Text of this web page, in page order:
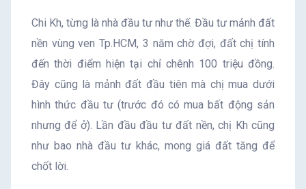
Chi Kh, từng là nhà đầu tư như thế. Đầu tư mảnh đất
nền vùng ven Tp.HCM, 3 năm chờ đợi, đất chị tính
đến thời điểm hiện tại chỉ chênh 100 triệu đồng.
Đây cũng là mảnh đất đầu tiên mà chị mua dưới
hình thức đầu tư (trước đó có mua bất động sản
nhưng để ở). Lần đầu đầu tư đất nền, chị Kh cũng
như bao nhà đầu tư khác, mong giá đất tăng để
chốt lời.